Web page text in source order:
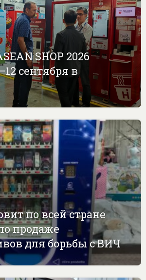
SHOP 2026
сентября в
по всей стране
продаже
для борьбы с ВИЧ